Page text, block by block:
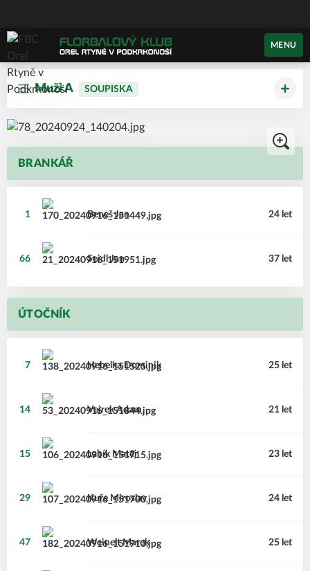
MENU
Muži A SOUPISKA
BRANKÁŘ
1 Jan
Beneš 24 let
66 Jan
Seidl 37 let
ÚTOČNÍK
7 Dominik
Hebelka 25 let
14 Adam
Vejrek 21 let
15 Matěj
Labík 23 let
29 Miroslav
Kuře 24 let
47 Marek
Weinelt 25 let